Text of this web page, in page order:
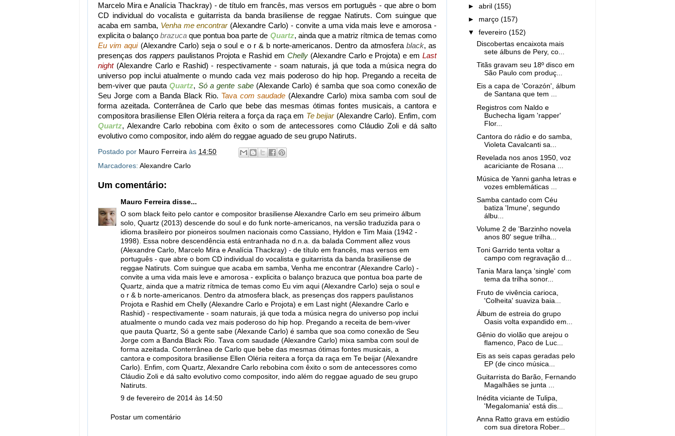
Marcelo Mira e Analícia Thackray) - de título em francês, mas versos em português - que abre o bom
CD individual do vocalista e guitarrista da banda brasiliense de reggae Natiruts. Com suingue que
acaba em samba, Venha me encontrar(Alexandre Carlo) - convite a uma vida mais leve e amorosa -
explicita o balançobrazuca que pontua boa parte de Quartz, ainda que a matriz rítmica de temas como
Eu vim aqui(Alexandre Carlo) seja o soul e o r & b norte-americanos. Dentro da atmosfera black, as
presenças dos rappers paulistanos Projota e Rashid em Chelly(Alexandre Carlo e Projota) e emLast
night(Alexandre Carlo e Rashid) - respectivamente - soam naturais, já que toda a música negra do
universo pop inclui atualmente o mundo cada vez mais poderoso do hip hop. Pregando a receita de
bem-viver que pautaQuartz, Só a gente sabe(Alexande Carlo) é samba que soa como conexão de
Seu Jorge com a Banda Black Rio. Tavacom saudade (Alexandre Carlo) mixa samba com soul de
forma azeitada. Conterrânea de Carlo que bebe das mesmas ótimas fontes musicais, a cantora e
compositora brasiliense Ellen Oléria reitera a força da raça em Te beijar(Alexandre Carlo). Enfim, com
Quartz, Alexandre Carlo rebobina com êxito o som de antecessores como Cláudio Zoli e dá salto
evolutivo como compositor, indo além do reggae aguado de seu grupo Natiruts.
Postado por Mauro Ferreira às 14:50
Marcadores: Alexandre Carlo
Um comentário:
Mauro Ferreira disse...
O som black feito pelo cantor e compositor brasiliense Alexandre Carlo em seu primeiro álbum
solo, Quartz (2013) descende do soul e do funk norte-americanos, na versão traduzida para o
idioma brasileiro por pioneiros soulmen nacionais como Cassiano, Hyldon e Tim Maia (1942 -
1998). Essa nobre descendência está entranhada no d.n.a. da balada Comment allez vous
(Alexandre Carlo, Marcelo Mira e Analícia Thackray) - de título em francês, mas versos em
português - que abre o bom CD individual do vocalista e guitarrista da banda brasiliense de
reggae Natiruts. Com suingue que acaba em samba, Venha me encontrar (Alexandre Carlo) -
convite a uma vida mais leve e amorosa - explicita o balanço brazuca que pontua boa parte de
Quartz, ainda que a matriz rítmica de temas como Eu vim aqui (Alexandre Carlo) seja o soul e
o r & b norte-americanos. Dentro da atmosfera black, as presenças dos rappers paulistanos
Projota e Rashid em Chelly (Alexandre Carlo e Projota) e em Last night (Alexandre Carlo e
Rashid) - respectivamente - soam naturais, já que toda a música negra do universo pop inclui
atualmente o mundo cada vez mais poderoso do hip hop. Pregando a receita de bem-viver
que pauta Quartz, Só a gente sabe (Alexande Carlo) é samba que soa como conexão de Seu
Jorge com a Banda Black Rio. Tava com saudade (Alexandre Carlo) mixa samba com soul de
forma azeitada. Conterrânea de Carlo que bebe das mesmas ótimas fontes musicais, a
cantora e compositora brasiliense Ellen Oléria reitera a força da raça em Te beijar (Alexandre
Carlo). Enfim, com Quartz, Alexandre Carlo rebobina com êxito o som de antecessores como
Cláudio Zoli e dá salto evolutivo como compositor, indo além do reggae aguado de seu grupo
Natiruts.
9 de fevereiro de 2014 às 14:50
Postar um comentário
►abril(155)
► março(157)
▼fevereiro(152)
Discobertas encaixota mais
sete álbuns de Pery, co...
Titãs gravam seu 18º disco em
São Paulo com produç...
Eis a capa de 'Corazón', álbum
de Santana que tem ...
Registros com Naldo e
Buchecha ligam 'rapper'
Flor...
Cantora do rádio e do samba,
Violeta Cavalcanti sa...
Revelada nos anos 1950, voz
acariciante de Rosana ...
Música de Yanni ganha letras e
vozes emblemáticas ...
Samba cantado com Céu
batiza 'Imune', segundo
álbu...
Volume 2 de 'Barzinho novela
anos 80' segue trilha...
Toni Garrido tenta voltar a
campo com regravação d...
Tania Mara lança 'single' com
tema da trilha sonor...
Fruto de vivência carioca,
'Colheita' suaviza baia...
Álbum de estreia do grupo
Oasis volta expandido em...
Gênio do violão que arejou o
flamenco, Paco de Luc...
Eis as seis capas geradas pelo
EP (de cinco música...
Guitarrista do Barão, Fernando
Magalhães se junta ...
Inédita viciante de Tulipa,
'Megalomania' está dis...
Anna Ratto grava em estúdio
com sua diretora Rober...